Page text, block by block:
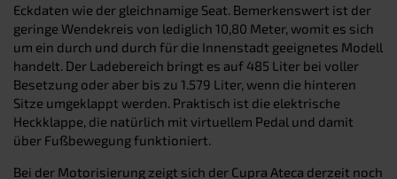
Eckdaten wie der gleichnamige Seat. Bemerkenswert ist der
geringe Wendekreis von lediglich 10,80 Meter, womit es sich
um ein durch und durch für die Innenstadt geeignetes Modell
handelt. Der Ladebereich bringt es auf 485 Liter bei voller
Besetzung oder aber bis zu 1.579 Liter, wenn die hinteren
Sitze umgeklappt werden. Praktisch ist die elektrische
Heckklappe, die natürlich mit virtuellem Pedal und damit
über Fußbewegung funktioniert.
Bei der Motorisierung zeigt sich der Cupra Ateca derzeit noch